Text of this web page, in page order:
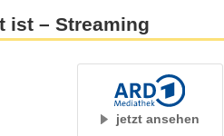
ist – Streaming
jetzt ansehen